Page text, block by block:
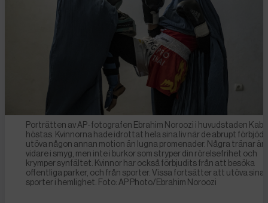
Porträtten av AP-fotografen Ebrahim Noroozi i huvudstaden
höstas. Kvinnorna hade idrottat hela sina liv när de abrupt
utöva någon annan motion än lugna promenader. Några tränar
vidare i smyg, men inte i burkor som stryper din rörelsefrihet och
krymper synfältet. Kvinnor har också förbjudits från att besöka
offentliga parker, och från sporter. Vissa fortsätter att utöva sina
sporter i hemlighet. Foto: AP Photo/Ebrahim Noroozi